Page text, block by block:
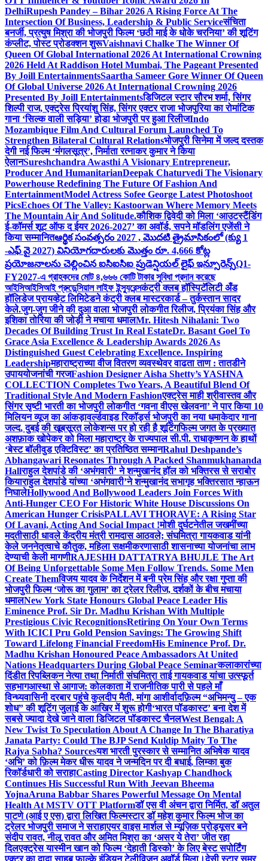
DelhiRupesh Pandey – Bihar 2026 A Rising Force At The
Intersection Of Business, Leadership & Public Serviceसंचिता
बनर्जी, प्रत्युष मिश्रा की भोजपुरी फिल्म ‘छठी माई के धोके चरनिया’ की शूटिंग
कंप्लीट, पोस्ट प्रोडक्शन शुरूVaishnavi Chalke The Winner Of
Queen Of Global International 2026 At International Crowning
2026 Held At Raddison Hotel Mumbai, The Pageant Presented
By Joill EntertainmentsSaartha Sameer Gore Winner Of Queen
Of Global Universe 2026 At International Crowning 2026
Presented By Joill Entertainmentsडिजिटल स्टार सौरभ शर्मा, सिंगर
शिल्पी राज, एक्ट्रेस प्रियांशु सिंह, सिंगर एक्टर राजा भोजपुरिया का रोमांटिक
गाना ‘सिल्क वाली सड़िया’ होडा भोजपुरी पर हुआ रिलीजIndo
Mozambique Film And Cultural Forum Launched To
Strengthen Bilateral Cultural Relationsभोजपुरी सिनेमा में जल्द दस्तक
देगी नई फिल्म ‘मंगलसूत्र’, निर्माता रत्नाकर कुमार ने किया
ऐलानSureshchandra Awasthi A Visionary Entrepreneur,
Producer And HumanitarianDeepak Chaturvedi The Visionary
Powerhouse Redefining The Future Of Fashion And
EntertainmentModel Actress Sofee George Latest Photoshoot
PicsEchoes Of The Valley: Kastoorwan Where Memory Meets
The Mountain Air And Solitude.कौशिक द्विवेदी को मिला ‘आउटस्टैंडिंग
ई-कॉमर्स शूट ऑफ द ईयर 2026-2027’ का अवॉर्ड, सपने मॉडलिंग एजेंसी ने
किया सम्मानितఆర్థిక సంవత్సరం 2027 , మొదటి త్రైమాసికంలో (క్యు 1
-ఎఫ్ వై 2027) వినియోగదారులకు మొత్తం రూ. 4,666 కోట్ల
ప్రయోజనాలను చెల్లించిన ఐసిఐసిఐ ప్రుడెన్షియల్ లైఫ్ ఇన్సూరెన్స్Q1-
FY2027-এ গ্রাহকদের মোট ৪,৬৬৬ কোটি টাকার সুবিধা প্রদান করেছে
আইসিআইসিআই প্রুডেন্সিয়াল লাইফ ইন্স্যুরেন্সकंट्री क्लब हॉस्पिटॅलिटी अँड
हॉलिडेज प्रायव्हेट लिमिटेडने कंट्री क्लब मास्टरकार्ड – तुर्कस्तान सादर
केले.जुग-जुग जीने की दुआ वाला भोजपुरी लोकगीत रिलीज, प्रियंका सिंह और
इशिका तोरिया की जोड़ी ने मचाया धमालMr. Hitesh Nihalani: Two
Decades Of Building Trust In Real EstateDr. Basant Goel To
Grace Asia Excellence & Leadership Awards 2026 As
Distinguished Guest Celebrating Excellence. Inspiring
Leadershipमहाराष्ट्राच्या वीज वितरण व्यवस्थेवर वाढता ताण : तातडीने
उपाययोजनांची गरजFashion Designer Aisha Shetty’s YASHNA
COLLECTION Completes Two Years, A Beautiful Blend Of
Traditional Style And Modern Fashionएक्ट्रेस माही श्रीवास्तव और
सिंगर सृष्टी भारती का भोजपुरी लोकगीत ‘गवना वीएस खेलवना’ ने पार किया 10
मिलियन व्यूज का आंकड़ावर्ल्डवाइड रिकॉर्ड्स भोजपुरी का नया धमाकेदार गाना
जल्द, दुबई की खूबसूरत लोकेशन्स पर हो रही है शूटिंगफिल्म जगत के प्रख्यात
अशफ़ाक खोपेकर को मिला महाराष्ट्र के राज्यपाल सी.पी. राधाकृष्णन के हाथों
‘बेस्ट बॉलीवुड एक्टिविस्ट’ का प्रतिष्ठित सम्मानRahul Deshpande’s
Abhangawari Resonates Through A Packed Shanmukhananda
Hallराहुल देशपांडे की ‘अभंगवारी’ ने शन्मुखानंद हॉल को भक्तिरस से सराबोर
कियाराहुल देशपांडे यांच्या ‘अभंगवारी’ने शन्मुखानंद सभागृह भक्तिरसात न्हाऊन
निघालेHollywood And Bollywood Leaders Join Forces With
Anti-Hunger CEO For Historic White House Discussions On
American Hunger CrisisPALLAVI THORAVE: A Rising Star
Of Lavani, Acting And Social Impact !मोशी दुर्घटनेतील जखमींच्या
मदतीसाठी धावले केंद्रीय मंत्री रामदास आठवले; संघमित्रा गायकवाड यांनी
केले जननेतृत्वाचे कौतुक, महिला सक्षमीकरणासाठी शासनाच्या योजनांचा लाभ
देण्याची केली मागणीRAJESHH DATTATRYA BHUJLE The Art
Of Being Unforgettable Some Men Follow Trends. Some Men
Create Themविजय यादव के निर्देशन में बनी प्रेम सिंह और रक्षा गुप्ता की
भोजपुरी फिल्म ‘जोरू का गुलाम’ का ट्रेलर रिलीज, दर्शकों के बीच मचाया
धमालNew York State Honours Global Peace Leader His
Eminence Prof. Sir Dr. Madhu Krishan With Multiple
Prestigious Civic RecognitionsRetiring On Your Own Terms
With ICICI Pru Gold Pension Savings: The Growing Shift
Toward Lifelong Financial FreedomHis Eminence Prof. Dr.
Madhu Krishan Honoured Peace Ambassadors At United
Nations Headquarters During Global Peace Seminarकलाकारांच्या
दिंडीत रिपब्लिकन नेत्या तथा निर्माती संघमित्रा ताई गायकवाड यांचा उत्स्फूर्त
सहभागआस्था से आगाज: कोलकाता में राजनीतिक पारी से पहले माँ
विन्ध्यवासिनी दरबार पहुंचे कुलदीप मैती, मांगा आशीर्वादफ़िल्म “अभिमन्यु – एक
शोध” की शूटिंग जुलाई के आखिर में शुरू होगी‘भारत पॉडकास्ट’ बना देश में
सबसे ज्यादा देखे जाने वाला डिजिटल पॉडकास्ट चैनलWest Bengal: A
New Twist To Speculation About A Change In The Bharatiya
Janata Party: Could The BJP Send Kuldip Maity To The
Rajya Sabha? Sourcesयश भारती पुरस्कार से सम्मानित अभिषेक यादव
‘अभि’ को फ़िल्म मेकर धीरू यादव ने जन्मदिन पर दी बधाई, लिम्का बुक
रिकॉर्डधारी को सराहाCasting Director Kashyap Chandhock
Continues His Successful Run With Jeevan Bheema
YojnaAruna Babbar Shares Powerful Message On Mental
Health At MSTV OTT Platformडॉ एस वी अंचन द्वारा निर्मित, डॉ अतुल
पाटणे (आई ए एस) द्वारा लिखित फिल्मस्टार डॉ महेश कुमार फिल्म भोज का
ट्रेलर भोजपुरी समाज ने सराहाएयर वाइस मार्शल से म्यूज़िक प्रोड्यूसर बने
संदीप रावत, नीलू रावत और अमित मिश्रा का ‘असर ये तेरा’ जीत रहा
दिलएक्ट्रेस यास्मीन खान को फिल्म ‘देहाती डिस्को’ के लिए बेस्ट सपोर्टिंग
एक्टर का दादा साहब फाल्के इंडियन टेलीविज़न अवॉर्ड मिला।देसी स्टार समर